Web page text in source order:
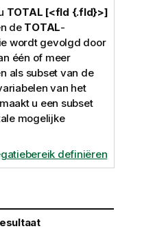
TOTAL [<fld {.fld}>]
de TOTAL-
wordt gevolgd door
één of meer
als subset van de
van het
u een subset
mogelijke
definiëren